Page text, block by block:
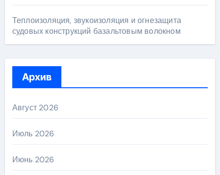
Теплоизоляция, звукоизоляция и огнезащита
судовых конструкций базальтовым волокном
Архив
Август 2026
Июль 2026
Июнь 2026